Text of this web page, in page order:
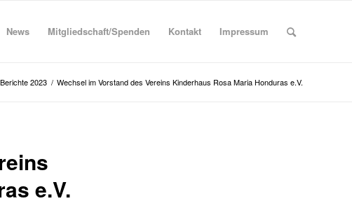
News Mitgliedschaft/Spenden Kontakt Impressum
Berichte 2023 / Wechsel im Vorstand des Vereins Kinderhaus Rosa Maria Honduras e.V.
e.V.